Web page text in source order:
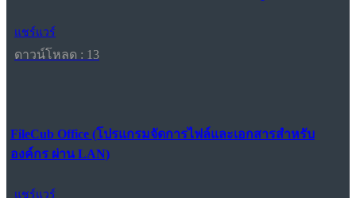
แชร์แวร์
ดาวน์โหลด : 13
FileCub Office (โปรแกรมจัดการไฟล์และเอกสารสำหรับ
องค์กร ผ่าน LAN)
แชร์แวร์